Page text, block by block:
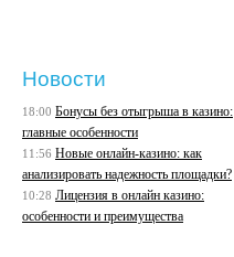
Новости
18:00 Бонусы без отыгрыша в казино:
главные особенности
11:56 Новые онлайн-казино: как
анализировать надежность площадки?
10:28 Лицензия в онлайн казино:
особенности и преимущества